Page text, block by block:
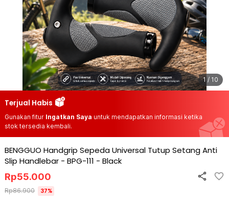
1 / 10
Terjual Habis
Gunakan fitur Ingatkan Saya untuk mendapatkan informasi ketika
stok tersedia kembali.
BENGGUO Handgrip Sepeda Universal Tutup Setang Anti
Slip Handlebar - BPG-111 - Black
Rp55.000
Rp86.900 37%